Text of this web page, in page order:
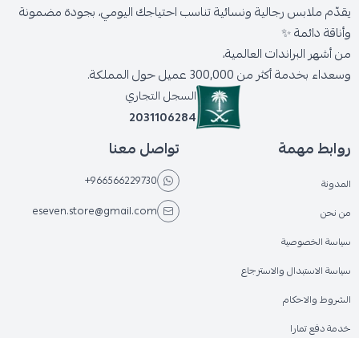
يقدّم ملابس رجالية ونسائية تناسب احتياجك اليومي، بجودة مضمونة
وأناقة دائمة ✨
من أشهر البراندات العالمية،
وسعداء بخدمة أكثر من 300,000 عميل حول المملكة.
السجل التجاري
2031106284
روابط مهمة
المدونة
من نحن
سياسة الخصوصية
سياسة الاستبدال والاسترجاع
الشروط والاحكام
خدمة دفع تمارا
تواصل معنا
+966566229730
eseven.store@gmail.com